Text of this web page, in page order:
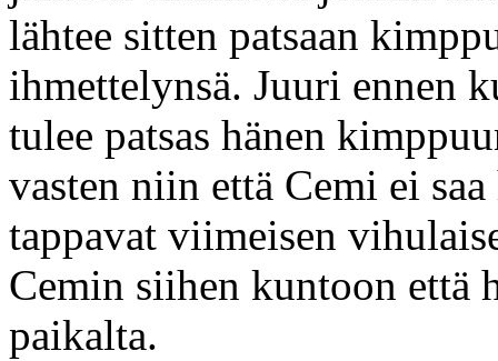
lähtee sitten patsaan
ihmettelynsä. Juuri ennen
tulee patsas hänen
vasten niin että Cemi ei
tappavat viimeisen
Cemin siihen kuntoon että
paikalta.